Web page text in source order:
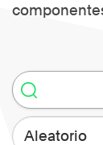
Aleatorio